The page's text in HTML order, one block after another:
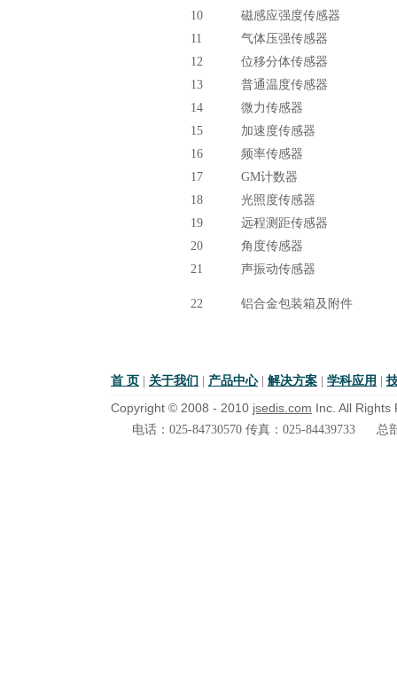
10
磁感应强度传感器
11
气体压强传感器
12
位移分体传感器
13
普通温度传感器
14
微力传感器
15
加速度传感器
16
频率传感器
17
GM计数器
18
光照度传感器
19
远程测距传感器
20
角度传感器
21
声振动传感器
22 铝合金包装箱及附件
首 页 关于我们 产品中心| 解决方案 学科应用
Copyright © 2008 - 2010 jsedis.com Inc. All
电话：025-84730570 传真：025-84439733 总